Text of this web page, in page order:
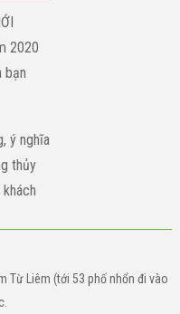
2020
bạn
ý nghĩa
thủy
Từ Liêm (tới 53 phố nhổn đi vào